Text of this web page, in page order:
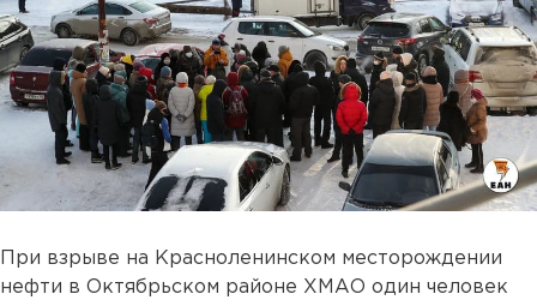
При взрыве на Красноленинском месторождении
нефти в Октябрьском районе ХМАО один человек